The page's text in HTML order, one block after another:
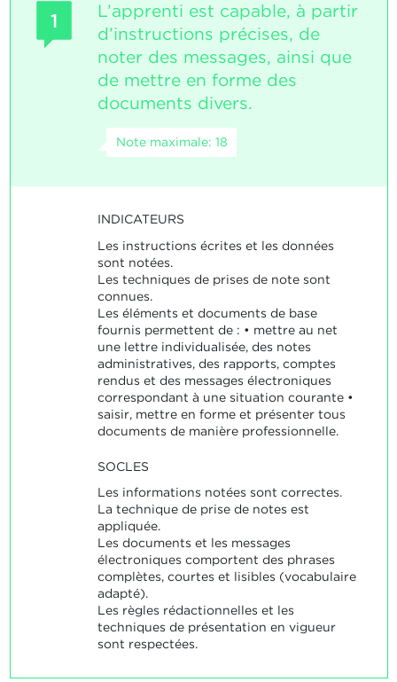
1
L’apprenti est capable, à partir
d’instructions précises, de
noter des messages, ainsi que
de mettre en forme des
documents divers.
Note maximale: 18
INDICATEURS
Les instructions écrites et les données
sont notées.
Les techniques de prises de note sont
connues.
Les éléments et documents de base
fournis permettent de : • mettre au net
une lettre individualisée, des notes
administratives, des rapports, comptes
rendus et des messages électroniques
correspondant à une situation courante •
saisir, mettre en forme et présenter tous
documents de manière professionnelle.
SOCLES
Les informations notées sont correctes.
La technique de prise de notes est
appliquée.
Les documents et les messages
électroniques comportent des phrases
complètes, courtes et lisibles (vocabulaire
adapté).
Les règles rédactionnelles et les
techniques de présentation en vigueur
sont respectées.